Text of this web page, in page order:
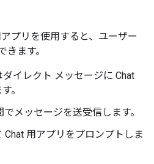
プリを使用すると、ユーザー
ます。
ダイレクト メッセージに Chat
。
メッセージを送受信します。
Chat 用アプリをプロンプトしま